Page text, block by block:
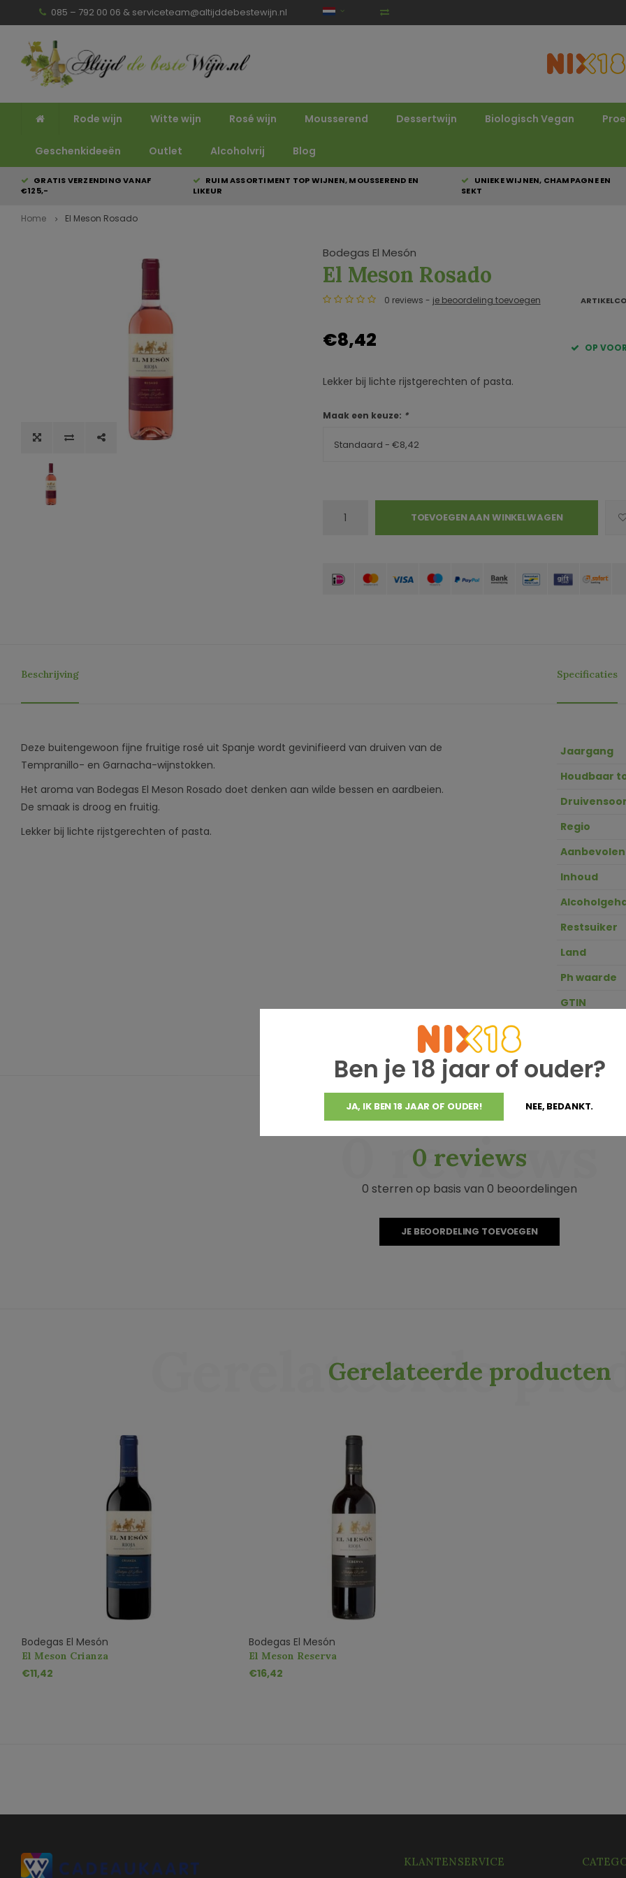
085 – 792 00 06 & serviceteam@altijddebestewijn.nl
Rode wijn Witte wijn Rosé wijn Mousserend Dessertwijn Biologisch Vegan
Geschenkideeën Outlet Alcoholvrij Blog
GRATIS VERZENDING VANAF
€125,-
RUIM ASSORTIMENT TOP WIJNEN, MOUSSEREND EN
LIKEUR
UNIEKE WIJNEN, CHAMPAGNE EN
SEKT
Ben je 18 jaar of ouder?
JA, IK BEN 18 JAAR OF OUDER! NEE, BEDANKT.
Home El Meson Rosado
Bodegas El Mesón
El Meson Rosado
0 reviews - je beoordeling toevoegen
€8,42 OP
Lekker bij lichte rijstgerechten of pasta.
Maak een keuze: *
Standaard - €8,42
TOEVOEGEN AAN WINKELWAGEN
Beschrijving Specificaties
Deze buitengewoon fijne fruitige rosé uit Spanje wordt gevinifieerd van druiven van de
Tempranillo- en Garnacha-wijnstokken.
Het aroma van Bodegas El Meson Rosado doet denken aan wilde bessen en aardbeien.
De smaak is droog en fruitig.
Lekker bij lichte rijstgerechten of pasta.
Jaargang
Houdbaar
Regio
Inhoud
Restsuiker
Land
Ph waarde
GTIN
0 reviews
0 reviews
0 sterren op basis van 0 beoordelingen
JE BEOORDELING TOEVOEGEN
Gerelateerde producten
Gerelateerde
Bodegas El Mesón
El Meson Crianza
€11,42
Bodegas El Mesón
El Meson Reserva
€16,42
KLANTENSERVICE